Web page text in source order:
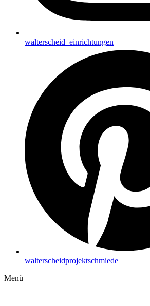
walterscheid_einrichtungen
walterscheidprojektschmiede
Menü